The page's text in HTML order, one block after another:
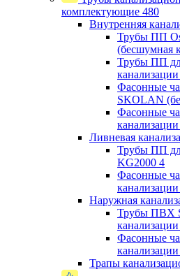
комплектующие 480
Внутренняя
Трубы ПП
(бесшумная
Трубы ПП
канализации
Фасонные
SKOLAN
Фасонные
канализации
Ливневая
Трубы ПП
KG2000 4
Фасонные
Наружная
Трубы ПВХ
канализации
Фасонные
канализации
Трапы